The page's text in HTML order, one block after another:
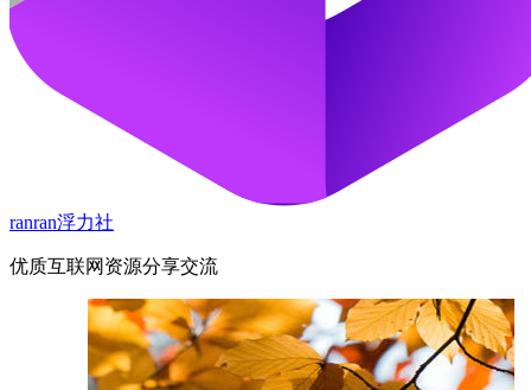
ranran浮力社
优质互联网资源分享交流